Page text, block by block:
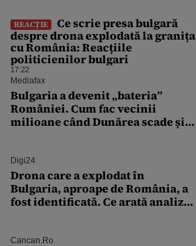
REACȚIE
Ce scrie presa bulgară
despre drona explodată la granița
cu România: Reacțiile
politicienilor bulgari
17:22
Mediafax
Bulgaria a devenit „bateria”
României. Cum fac vecinii
milioane când Dunărea scade și
Digi24
Drona care a explodat în
Bulgaria, aproape de România, a
fost identificată. Ce arată analiza
Cancan.ro